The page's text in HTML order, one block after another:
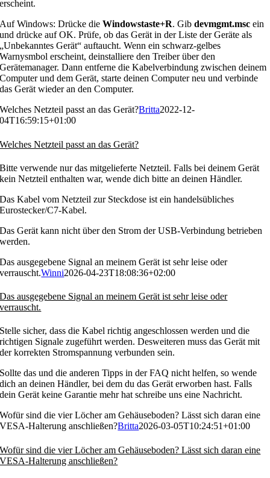
erscheint.
Auf Windows: Drücke dieWindowstaste+R. Gibdevmgmt.msc ein
und drücke auf OK. Prüfe, ob das Gerät in der Liste der Geräte als
„Unbekanntes Gerät“ auftaucht. Wenn ein schwarz-gelbes
Warnysmbol erscheint, deinstalliere den Treiber über den
Gerätemanager. Dann entferne die Kabelverbindung zwischen deinem
Computer und dem Gerät, starte deinen Computer neu und verbinde
das Gerät wieder an den Computer.
Welches Netzteil passt an das Gerät?Britta2022-12-
04T16:59:15+01:00
Welches Netzteil passt an das Gerät?
Bitte verwende nur das mitgelieferte Netzteil. Falls bei deinem Gerät
kein Netzteil enthalten war, wende dich bitte an deinen Händler.
Das Kabel vom Netzteil zur Steckdose ist ein handelsübliches
Eurostecker/C7-Kabel.
Das Gerät kann nicht über den Strom der USB-Verbindung betrieben
werden.
Das ausgegebene Signal an meinem Gerät ist sehr leise oder
verrauscht.Winni2026-04-23T18:08:36+02:00
Das ausgegebene Signal an meinem Gerät ist sehr leise oder
verrauscht.
Stelle sicher, dass die Kabel richtig angeschlossen werden und die
richtigen Signale zugeführt werden. Desweiteren muss das Gerät mit
der korrekten Stromspannung verbunden sein.
Sollte das und die anderen Tipps in der FAQ nicht helfen, so wende
dich an deinen Händler, bei dem du das Gerät erworben hast. Falls
dein Gerät keine Garantie mehr hat schreibe uns eine Nachricht.
Wofür sind die vier Löcher am Gehäuseboden? Lässt sich daran eine
VESA-Halterung anschließen?Britta2026-03-05T10:24:51+01:00
Wofür sind die vier Löcher am Gehäuseboden? Lässt sich daran eine
VESA-Halterung anschließen?